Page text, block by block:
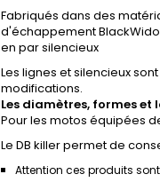
Fabriqués dans des
d'échappement
en par silencieux
Les lignes et silencieux
modifications.
Les diamètres, formes et
Pour les motos équipées
Le DB killer permet de
Attention ces produits